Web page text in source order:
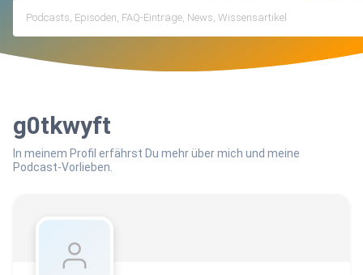
g0tkwyft
In meinem Profil erfährst Du mehr über mich und meine
Podcast-Vorlieben.